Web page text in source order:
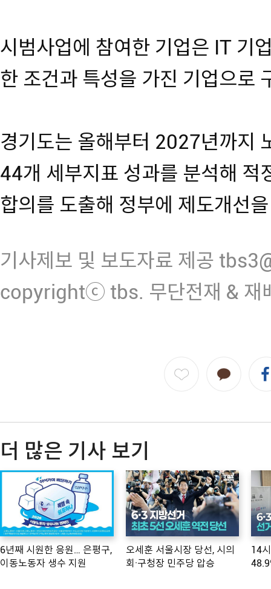
시범사업에 참여한 기업은 IT 기
한 조건과 특성을 가진 기업으로
경기도는 올해부터 2027년까지
44개 세부지표 성과를 분석해 적
합의를 도출해 정부에 제도개선
기사제보 및 보도자료 제공
copyrightⓒ tbs. 무단전재 & 재
더 많은 기사 보기
6년째 시원한 응원… 은평구,
이동노동자 생수 지원
오세훈 서울시장 당선, 시의
회·구청장 민주당 압승
14